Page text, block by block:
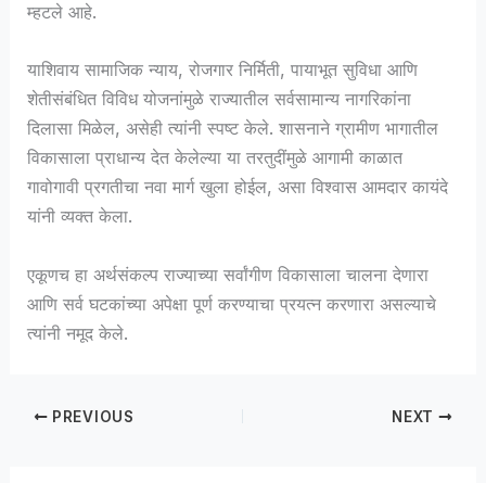
म्हटले आहे.
याशिवाय सामाजिक न्याय, रोजगार निर्मिती, पायाभूत सुविधा आणि
शेतीसंबंधित विविध योजनांमुळे राज्यातील सर्वसामान्य नागरिकांना
दिलासा मिळेल, असेही त्यांनी स्पष्ट केले. शासनाने ग्रामीण भागातील
विकासाला प्राधान्य देत केलेल्या या तरतुदींमुळे आगामी काळात
गावोगावी प्रगतीचा नवा मार्ग खुला होईल, असा विश्वास आमदार कायंदे
यांनी व्यक्त केला.
एकूणच हा अर्थसंकल्प राज्याच्या सर्वांगीण विकासाला चालना देणारा
आणि सर्व घटकांच्या अपेक्षा पूर्ण करण्याचा प्रयत्न करणारा असल्याचे
त्यांनी नमूद केले.
PREVIOUS NEXT